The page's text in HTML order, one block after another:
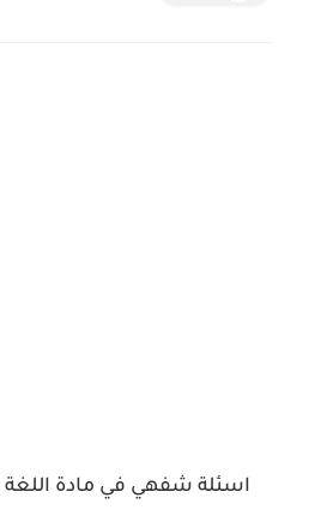
اسئلة شفهي في مادة اللغة